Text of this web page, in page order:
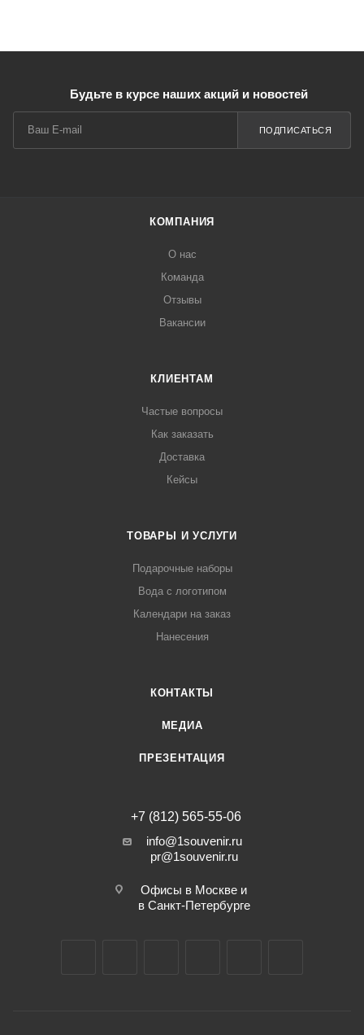
Будьте в курсе наших акций и новостей
ПОДПИСАТЬСЯ
КОМПАНИЯ
О нас
Команда
Отзывы
Вакансии
КЛИЕНТАМ
Частые вопросы
Как заказать
Доставка
Кейсы
ТОВАРЫ И УСЛУГИ
Подарочные наборы
Вода с логотипом
Календари на заказ
Нанесения
КОНТАКТЫ
МЕДИА
ПРЕЗЕНТАЦИЯ
+7 (812) 565-55-06
info@1souvenir.ru
pr@1souvenir.ru
Офисы в Москве и
в Санкт-Петербурге